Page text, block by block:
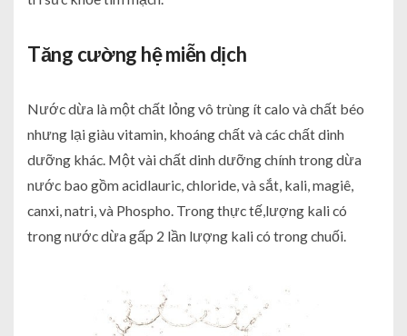
Tăng cường hệ miễn dịch
Nước dừa là một chất lỏng vô trùng ít calo và chất béo
nhưng lại giàu vitamin, khoáng chất và các chất dinh
dưỡng khác. Một vài chất dinh dưỡng chính trong dừa
nước bao gồm acidlauric, chloride, và sắt, kali, magiê,
canxi, natri, và Phospho. Trong thực tế,lượng kali có
trong nước dừa gấp 2 lần lượng kali có trong chuối.